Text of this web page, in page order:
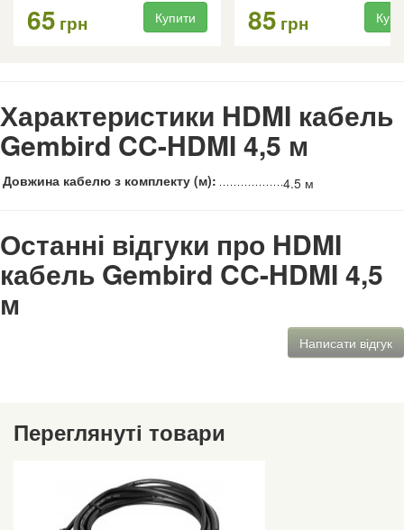
65 грн Купити 85 грн
Характеристики HDMI кабель
Gembird CC-HDMI 4,5 м
Довжина кабелю з комплекту (м): 4.5 м
Останні відгуки про HDMI
кабель Gembird CC-HDMI 4,5
м
Написати відгук
Переглянуті товари